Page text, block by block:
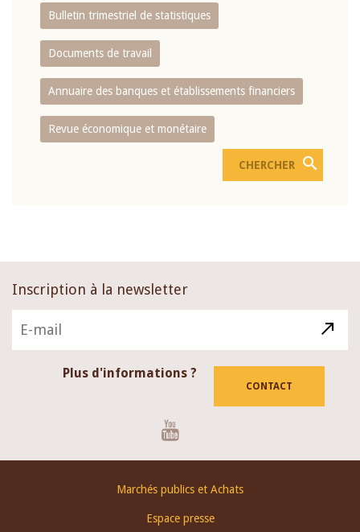
Bulletin trimestriel de statistiques
Documents de travail
Annuaire des banques et établissements financiers
Revue économique et monétaire
Inscription à la newsletter
Plus d'informations ?
CONTACT
Marchés publics et Achats
Espace presse